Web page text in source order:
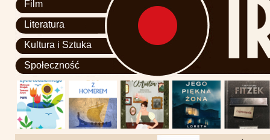
Film
Literatura
Kultura i Sztuka
Społeczność